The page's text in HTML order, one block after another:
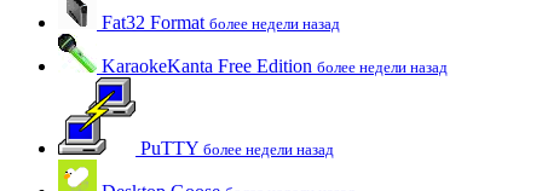
Fat32 Format более недели назад
KaraokeKanta Free Edition более недели назад
PuTTY более недели назад